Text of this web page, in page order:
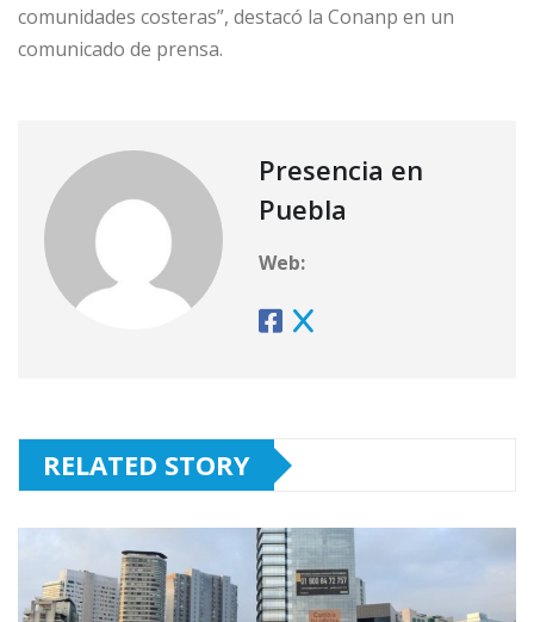
comunidades costeras”, destacó la Conanp en un
comunicado de prensa.
Presencia en
Puebla
Web:
RELATED STORY